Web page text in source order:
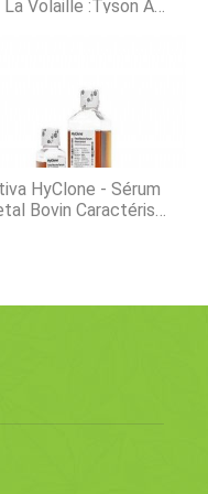
La Volaille :Tyson A
HyClone - Sérum
Bovin Caractérisé,